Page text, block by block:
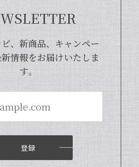
嬉しく思います。こちらの商品
ピューレにした商品でござい
ニラビーンズよりお得で、さ
すくなった当店オリジナルの
っております。また、「バニラ
レを使用した世界中のお菓子
種類以上ご紹介しておりま
しご興味ございましたら、ぜ
してみてくださいませ。また
ざいましたら、当店をよろしく
上げます。
、新商品、キャンペー
情報をお届けいたしま
す。
登録